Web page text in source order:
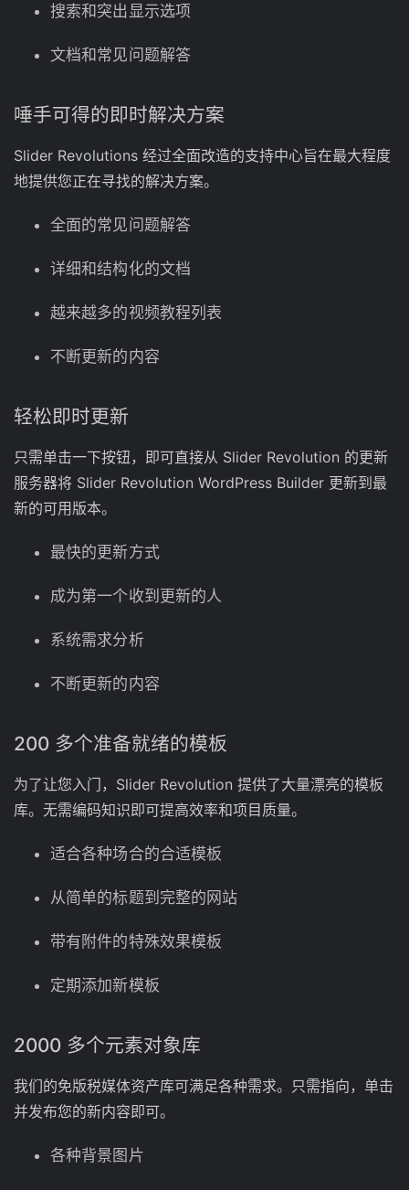
搜索和突出显示选项
文档和常见问题解答
唾手可得的即时解决方案
Slider Revolutions 经过全面改造的支持中心旨在最大程度
地提供您正在寻找的解决方案。
全面的常见问题解答
详细和结构化的文档
越来越多的视频教程列表
不断更新的内容
轻松即时更新
只需单击一下按钮，即可直接从 Slider Revolution 的更新
服务器将 Slider Revolution WordPress Builder 更新到最
新的可用版本。
最快的更新方式
成为第一个收到更新的人
系统需求分析
不断更新的内容
200 多个准备就绪的模板
为了让您入门，Slider Revolution 提供了大量漂亮的模板
库。无需编码知识即可提高效率和项目质量。
适合各种场合的合适模板
从简单的标题到完整的网站
带有附件的特殊效果模板
定期添加新模板
2000 多个元素对象库
我们的免版税媒体资产库可满足各种需求。只需指向，单击
并发布您的新内容即可。
各种背景图片